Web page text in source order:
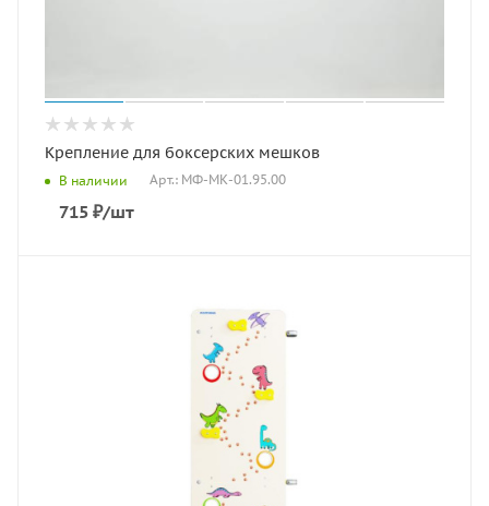
Крепление для боксерских мешков
В наличии Арт.: МФ-МК-01.95.00
715 ₽/шт